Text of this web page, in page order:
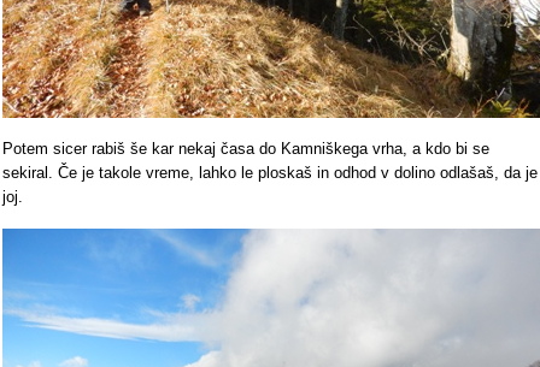
Potem sicer rabiš še kar nekaj časa do Kamniškega vrha, a kdo bi se
sekiral. Če je takole vreme, lahko le ploskaš in odhod v dolino odlašaš, da je
joj.